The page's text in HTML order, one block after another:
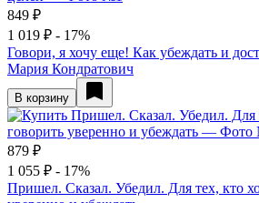
849 ₽
1 019 ₽ - 17%
Говори, я хочу еще! Как убеждать и
Мария Кондратович
В корзину
879 ₽
1 055 ₽ - 17%
Пришел. Сказал. Убедил. Для тех, кто